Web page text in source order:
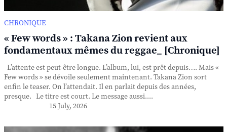
CHRONIQUE
« Few words » : Takana Zion revient aux
fondamentaux mêmes du reggae_ [Chronique]
L’attente est peut-être longue. L’album, lui, est prêt depuis…. Mais «
Few words » se dévoile seulement maintenant. Takana Zion sort
enfin le teaser. On l’attendait. Il en parlait depuis des années,
presque. Le titre est court. Le message aussi....
15 July, 2026